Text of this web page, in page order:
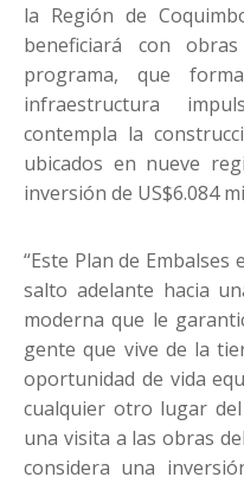
la Región de
beneficiará con
programa, que
infraestructura
contempla la
ubicados en nueve
inversión de US$6.084
“Este Plan de
salto adelante hacia
moderna que le
gente que vive de la
oportunidad de vida
cualquier otro lugar
una visita a las obras
considera una